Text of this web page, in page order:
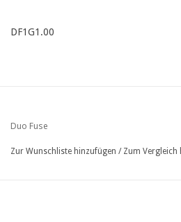
DF1G1.00
Duo Fuse
Zur Wunschliste hinzufügen / Zum Vergleich